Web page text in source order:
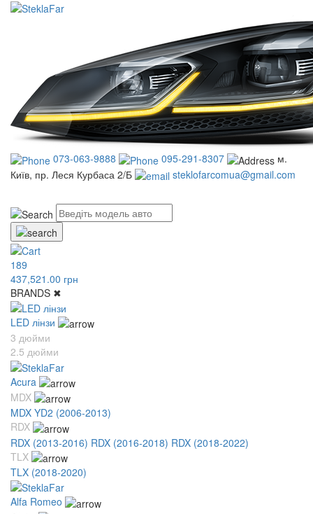
073-063-9888 095-291-8307
м.
Київ, пр. Леся Курбаса 2/Б
steklofarcomua@gmail.com
189
437,521.00 грн
BRANDS ✖
LED лінзи
3 дюйми
2.5 дюйми
Acura
MDX
MDX YD2 (2006-2013)
RDX
RDX (2013-2016) RDX (2016-2018) RDX (2018-2022)
TLX
TLX (2018-2020)
Alfa Romeo